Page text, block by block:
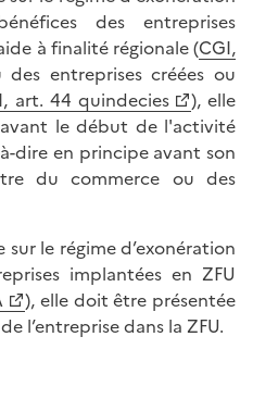
des entreprises
à finalité régionale (CGI,
des entreprises créées ou
art. 44 quindecies
), elle
le début de l'activité
dire en principe avant son
du commerce ou des
le régime d’exonération
implantées en ZFU
), elle doit être présentée
l’entreprise dans la ZFU.